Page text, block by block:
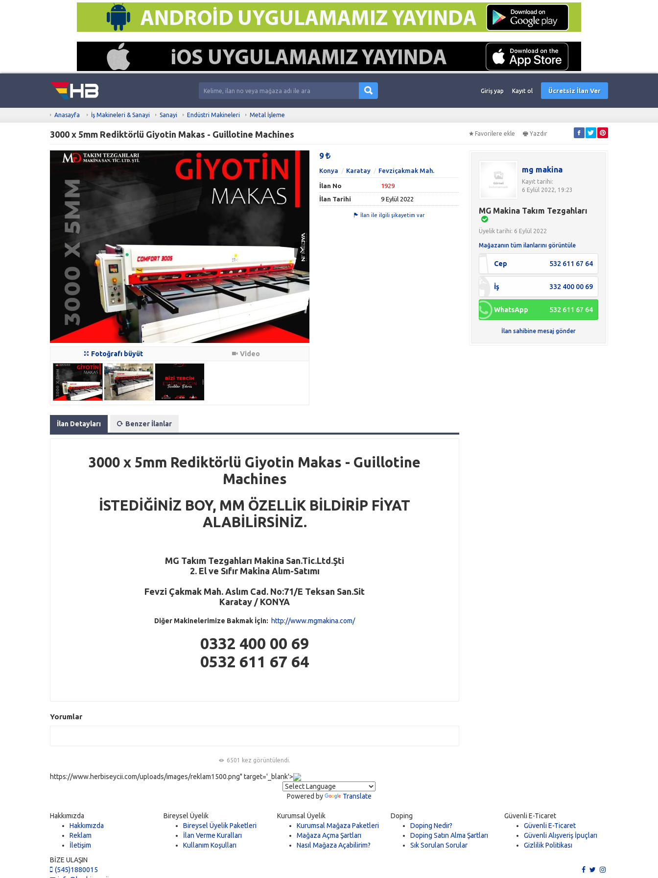
Giriş yap Kayıt ol Ücretsiz İlan Ver
Anasayfa İş Makineleri & Sanayi Sanayi Endüstri Makineleri Metal İşleme
3000 x 5mm Rediktörlü Giyotin Makas - Guillotine Machines Favorilere ekle Yazdır
Fotoğrafı büyüt Video
9
Konya Karatay Fevziçakmak Mah.
İlan No
1929
İlan Tarihi
9 Eylül 2022
İlan ile ilgili şikayetim var
İlan Detayları Benzer İlanlar
3000 x 5mm Rediktörlü Giyotin Makas - Guillotine
Machines
İSTEDİĞİNİZ BOY, MM ÖZELLİK BİLDİRİP FİYAT
ALABİLİRSİNİZ.
MG Takım Tezgahları Makina San.Tic.Ltd.Şti
2. El ve Sıfır Makina Alım-Satımı
Fevzi Çakmak Mah. Aslım Cad. No:71/E Teksan San.Sit
Karatay / KONYA
Diğer Makinelerimize Bakmak İçin: http://www.mgmakina.com/
0332 400 00 69
0532 611 67 64
Yorumlar
6501 kez görüntülendi.
mg makina
Kayıt tarihi:
6 Eylül 2022, 19:23
MG Makina Takım Tezgahları
Üyelik tarihi: 6 Eylül 2022
Mağazanın tüm ilanlarını görüntüle
Cep 532 611 67 64
İş 332 400 00 69
WhatsApp 532 611 67 64
İlan sahibine mesaj gönder
https://www.herbiseycii.com/uploads/images/reklam1500.png" target='_blank'>
Powered by Translate
Hakkımızda
Hakkımızda
Reklam
İletişim
Bireysel Üyelik
Bireysel Üyelik Paketleri
İlan Verme Kuralları
Kullanım Koşulları
Kurumsal Üyelik
Kurumsal Mağaza Paketleri
Mağaza Açma Şartları
Nasıl Mağaza Açabilirim?
Doping
Doping Nedir?
Doping Satın Alma Şartları
Sık Sorulan Sorular
Güvenli E-Ticaret
Güvenli E-Ticaret
Güvenli Alışveriş İpuçları
Gizlilik Politikası
BİZE ULAŞIN
(545)1880015